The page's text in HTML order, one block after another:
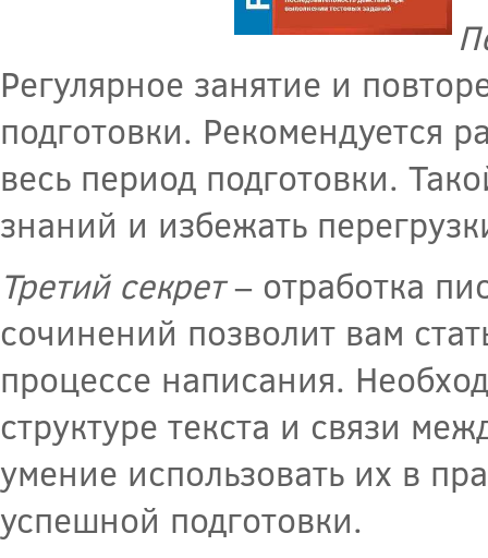
Регулярное занятие и
подготовки. Рекомендуется
весь период подготовки.
знаний и избежать
Третий секрет– отработка
сочинений позволит вам
процессе написания.
структуре текста и связи
умение использовать их в
успешной подготовки.